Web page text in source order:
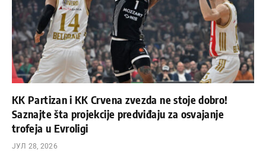
KK Partizan i KK Crvena zvezda ne stoje dobro!
Saznajte šta projekcije predviđaju za osvajanje
trofeja u Evroligi
ЈУЛ 28, 2026